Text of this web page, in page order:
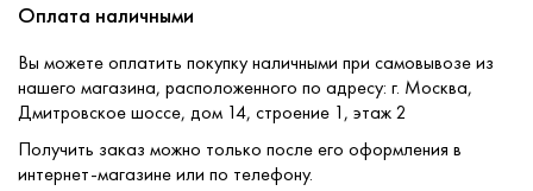
Доставка
Контакты
Оплата наличными
Вы можете оплатить покупку наличными при самовывозе из
нашего магазина, расположенного по адресу: г. Москва,
Дмитровское шоссе, дом 14, строение 1, этаж 2
Получить заказ можно только после его оформления в
интернет-магазине или по телефону.